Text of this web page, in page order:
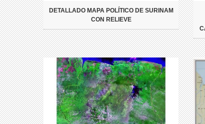
DETALLADO MAPA POLÍTICO DE SURINAM
CON RELIEVE